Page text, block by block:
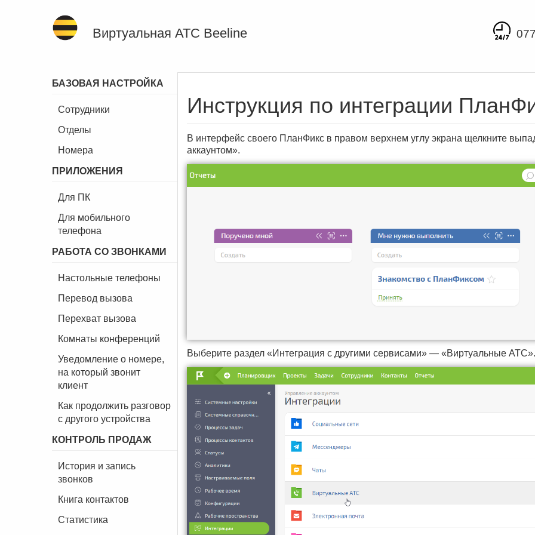
Виртуальная АТС Beeline
БАЗОВАЯ НАСТРОЙКА
Сотрудники
Отделы
Номера
ПРИЛОЖЕНИЯ
Для ПК
Для мобильного
телефона
РАБОТА СО ЗВОНКАМИ
Настольные телефоны
Перевод вызова
Перехват вызова
Комнаты конференций
Уведомление о номере,
на который звонит
клиент
Как продолжить разговор
с другого устройства
КОНТРОЛЬ ПРОДАЖ
История и запись
звонков
Книга контактов
Статистика
Инструкция по интеграции
В интерфейс своего ПланФикс в правом верхнем углу экрана щелкните
аккаунтом».
Выберите раздел «Интеграция с другими сервисами» — «Виртуальные АТС».